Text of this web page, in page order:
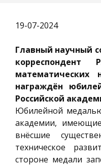
19-07-2024
Главный научный
математических
награждён
Российской
Юбилейной
академии,
внёсшие
техническое
стороне медали